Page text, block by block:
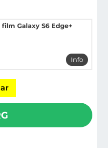
Galaxy S6 Edge+
Info
mer info